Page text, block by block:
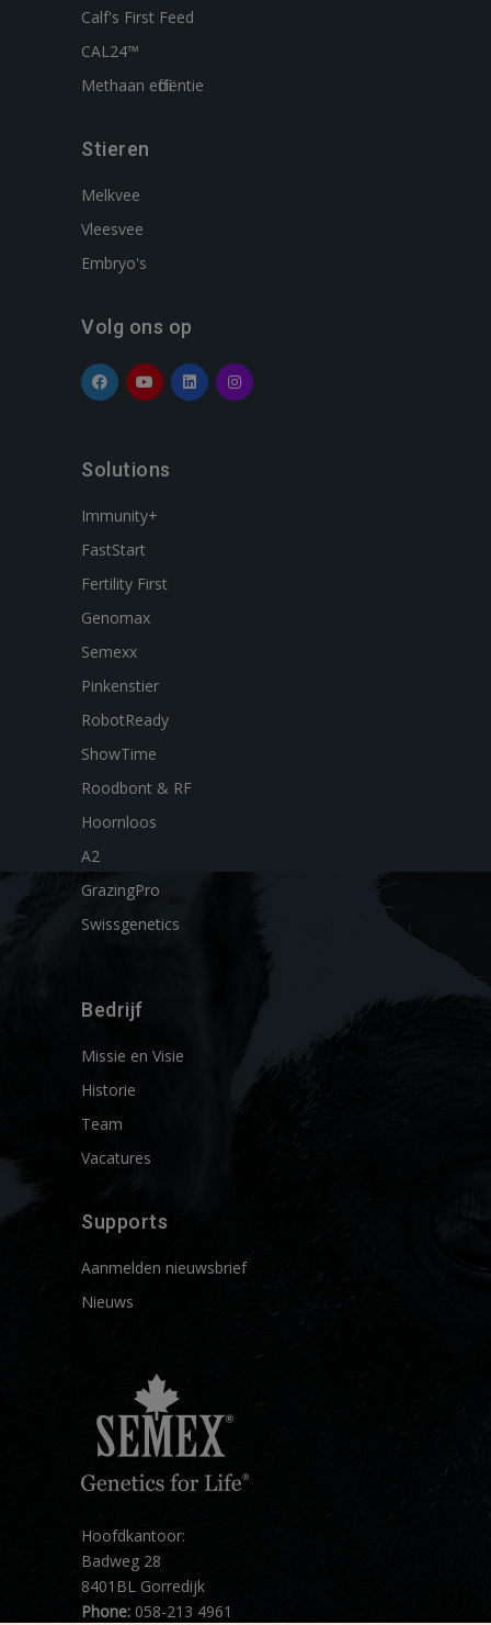
Calf's First Feed
CAL24™
Methaan efficiëntie
Stieren
Melkvee
Vleesvee
Embryo's
Volg ons op
Solutions
Immunity+
FastStart
Fertility First
Genomax
Semexx
Pinkenstier
RobotReady
ShowTime
Roodbont & RF
Hoornloos
A2
GrazingPro
Swissgenetics
Bedrijf
Missie en Visie
Historie
Team
Vacatures
Supports
Aanmelden nieuwsbrief
Nieuws
Hoofdkantoor:
Badweg 28
8401BL Gorredijk
Phone: 058-213 4961